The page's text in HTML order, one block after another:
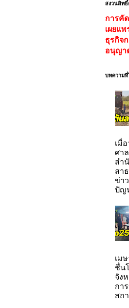
สงวนสิท
การคั
เผยแ
ธุรกิจ
อนุญา
บทความ
เมื่
ศา
สำ
สา
ข่า
ปัญ
เม
ชื่น
จัง
กา
สถ